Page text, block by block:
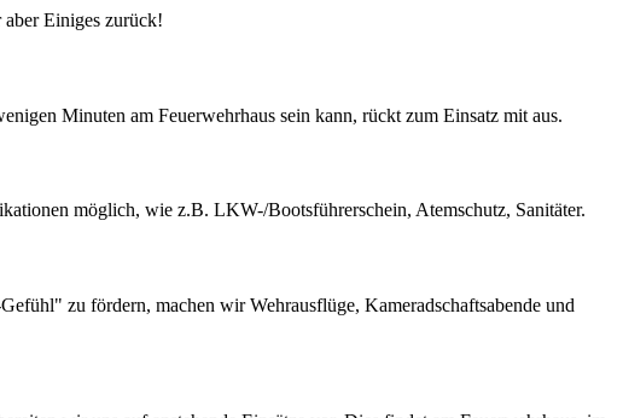
Einiges zurück!
Minuten am Feuerwehrhaus sein kann, rückt zum Einsatz mit aus.
möglich, wie z.B. LKW-/Bootsführerschein, Atemschutz, Sanitäter.
zu fördern, machen wir Wehrausflüge, Kameradschaftsabende und